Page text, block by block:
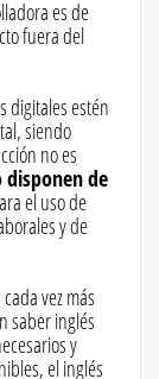
es de
fuera del
digitales estén
siendo
no es
disponen de
el uso de
y de
vez más
saber inglés
y
el inglés